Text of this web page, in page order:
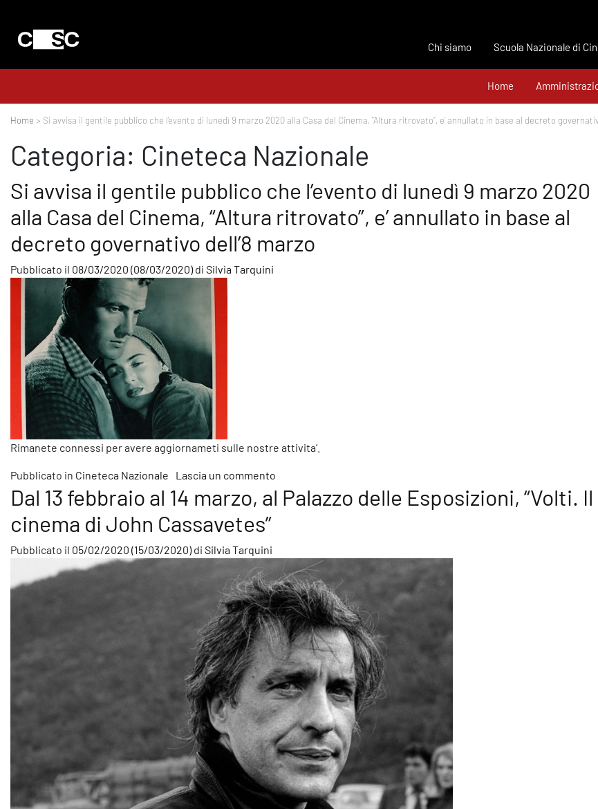
Chi siamo Scuola Nazionale di
Home
Home > Si avvisa il gentile pubblico che l’evento di lunedì 9 marzo 2020 alla Casa del Cinema, “Altura ritrovato”, e’ annullato in base al decreto
Categoria: Cineteca Nazionale
Si avvisa il gentile pubblico che l’evento di lunedì 9 marzo 2020
alla Casa del Cinema, “Altura ritrovato”, e’ annullato in base al
decreto governativo dell’8 marzo
Pubblicato il 08/03/2020 (08/03/2020)di Silvia Tarquini
Rimanete connessi per avere aggiornameti sulle nostre attivita’.
Pubblicato in Cineteca Nazionale Lascia un commento su Si avvisa il gentile pubblico che l’evento di lunedì 9 marzo
Dal 13 febbraio al 14 marzo, al Palazzo delle Esposizioni, “Volti. Il
cinema di John Cassavetes”
Pubblicato il 05/02/2020 (15/03/2020)di Silvia Tarquini